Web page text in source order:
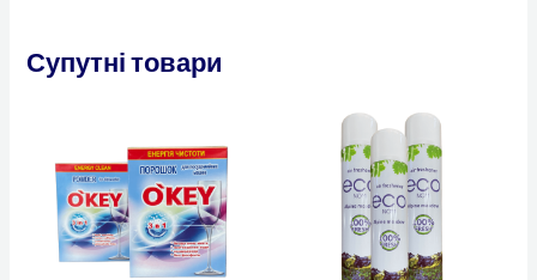
Супутні товари